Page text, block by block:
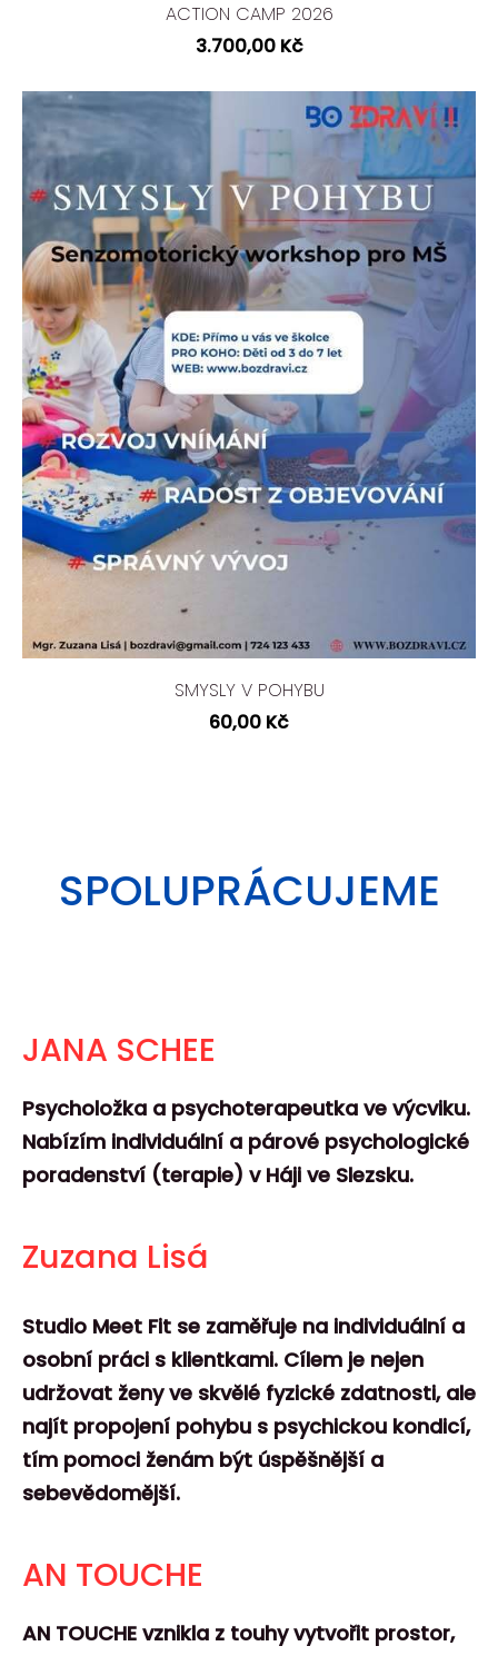
ACTION CAMP 2026
3.700,00 Kč
SMYSLY V POHYBU
60,00 Kč
SPOLUPRÁCUJEME
JANA SCHEE
Psycholožka a psychoterapeutka ve výcviku.
Nabízím individuální a párové psychologické
poradenství (terapie) v Háji ve Slezsku.
Zuzana Lisá
Studio Meet Fit se zaměřuje na individuální a
osobní práci s klientkami. Cílem je nejen
udržovat ženy ve skvělé fyzické zdatnosti, ale
najít propojení pohybu s psychickou kondicí,
tím pomoci ženám být úspěšnější a
sebevědomější.
AN TOUCHE
AN TOUCHE vznikla z touhy vytvořit prostor,